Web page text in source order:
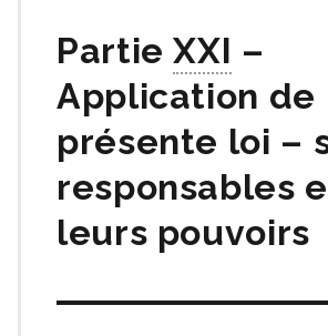
PartieXXI –
Application de
présente loi –
responsables
leurs pouvoirs